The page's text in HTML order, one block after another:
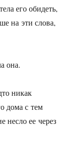
его обидеть,
на эти слова,
она.
никак
дома с тем
несло ее через